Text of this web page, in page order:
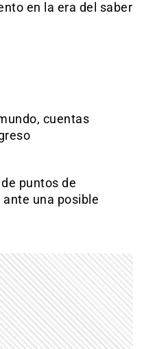
en la era del saber
cuentas
puntos de
una posible